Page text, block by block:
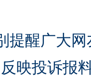
提醒广大
映投诉报